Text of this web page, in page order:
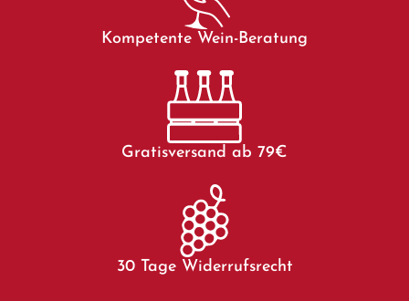
Kompetente Wein-Beratung
Gratisversand ab 79€
30 Tage Widerrufsrecht